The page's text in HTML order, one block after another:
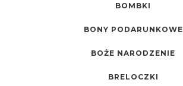
BOMBKI
BONY PODARUNKOWE
BOŻE NARODZENIE
BRELOCZKI